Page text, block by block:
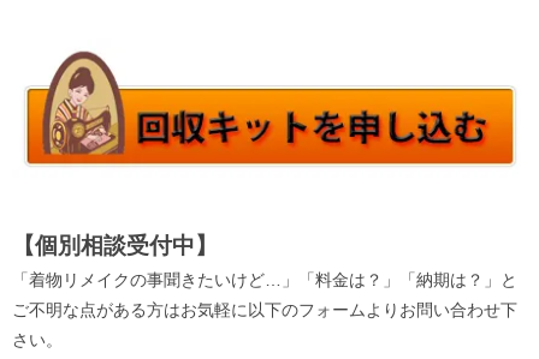
【個別相談受付中】
「着物リメイクの事聞きたいけど…」「料金は？」「納期は？」と
ご不明な点がある方はお気軽に以下のフォームよりお問い合わせ下
さい。